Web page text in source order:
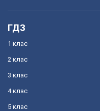
ГДЗ
1 клас
2 клас
3 клас
4 клас
5 клас